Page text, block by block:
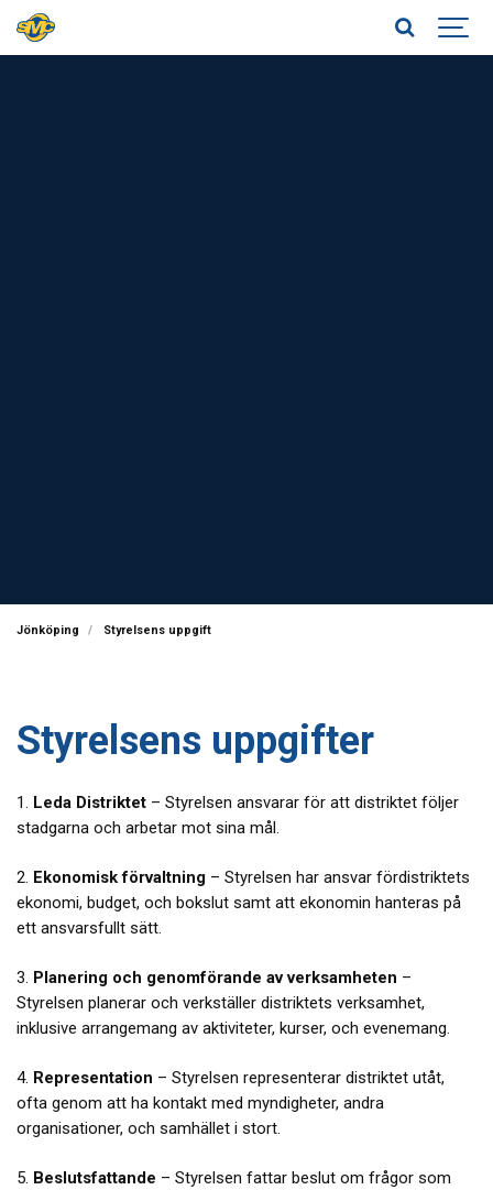
Jönköping Styrelsens uppgift
Styrelsens uppgifter
1. Leda Distriktet – Styrelsen ansvarar för att distriktet följer
stadgarna och arbetar mot sina mål.
2. Ekonomisk förvaltning – Styrelsen har ansvar fördistriktets
ekonomi, budget, och bokslut samt att ekonomin hanteras på
ett ansvarsfullt sätt.
3. Planering och genomförande av verksamheten –
Styrelsen planerar och verkställer distriktets verksamhet,
inklusive arrangemang av aktiviteter, kurser, och evenemang.
4. Representation – Styrelsen representerar distriktet utåt,
ofta genom att ha kontakt med myndigheter, andra
organisationer, och samhället i stort.
5. Beslutsfattande – Styrelsen fattar beslut om frågor som